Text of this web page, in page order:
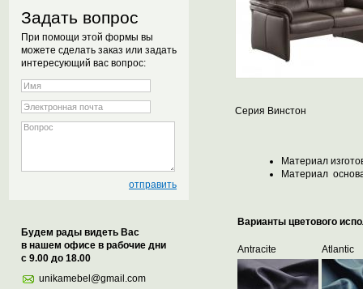
Задать вопрос
При помощи этой формы вы
можете сделать заказ или задать
интересующий вас вопрос:
Будем рады видеть Вас
в нашем офисе в рабочие дни
с 9.00 до 18.00
unikamebel@gmail.com
Серия Винстон
Материал
Материал
Варианты цветового
Antracite Atlantic